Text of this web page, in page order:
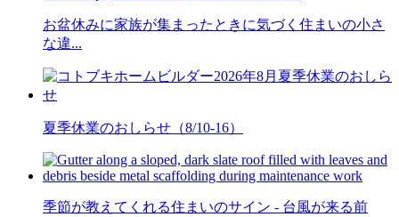
お盆休みに家族が集まったときに気づく住まいの小さ
な違...
夏季休業のおしらせ（8/10-16）
季節が教えてくれる住まいのサイン - 台風が来る前